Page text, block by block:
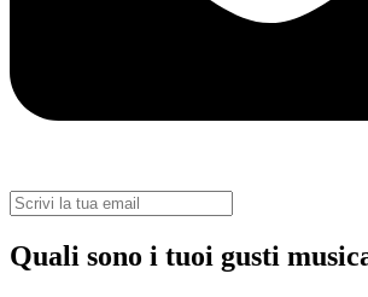
Quali sono i tuoi gusti